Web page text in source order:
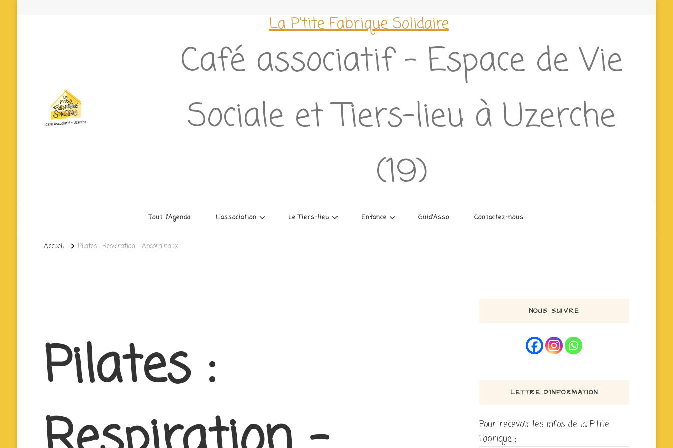
La P'tite Fabrique Solidaire
Café associatif – Espace de Vie
Sociale et Tiers-lieu à Uzerche
(19)
Tout l’Agenda L’association Le Tiers-lieu Enfance Guid’Asso Contactez-nous
Accueil Pilates : Respiration – Abdominaux
Pilates :
NOUS SUIVRE
LETTRE D’INFORMATION
Pour recevoir les infos de la P'tite
Fabrique :